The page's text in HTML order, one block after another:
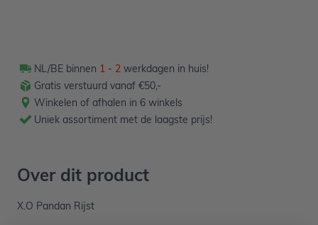
NL/BE binnen 1 - 2 werkdagen in huis!
Gratis verstuurd vanaf €50,-
Winkelen of afhalen in 6 winkels
Uniek assortiment met de laagste prijs!
Over dit product
X.O Pandan Rijst